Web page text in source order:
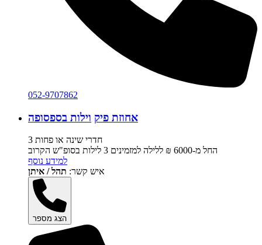
052-9707862
אחוזת פיק וילות בספסופה
3 חדרי שינה או פחות
החל מ-‏6000 ₪ ללילה למזמינים 3 לילות בסופ"ש הקרוב
למידע נוסף
איש קשר: תהל / איתן
הצג מספר